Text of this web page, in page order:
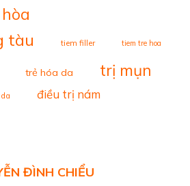
tàu tiem filler tiem tre hoa
trẻ hóa da trị mụn
điều trị nám
ĐÌNH CHIỂU